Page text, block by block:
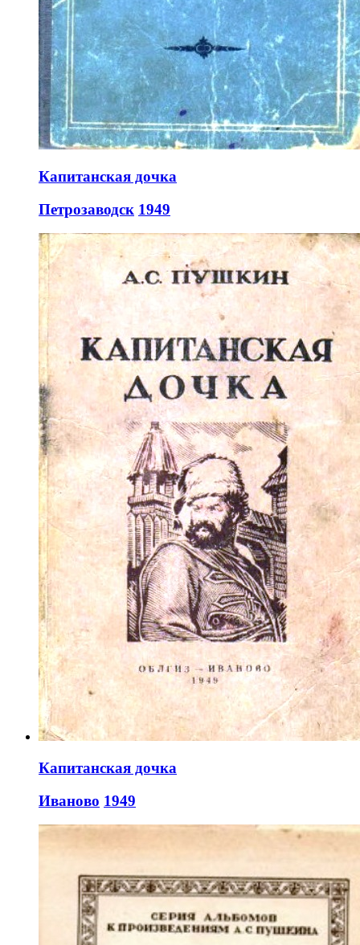
Капитанская дочка
Петрозаводск 1949
Капитанская дочка
Иваново 1949